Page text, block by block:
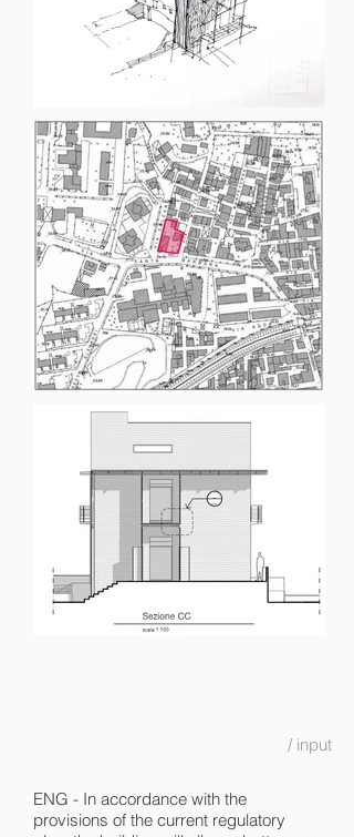
/ input
ENG - In accordance with the
provisions of the current regulatory